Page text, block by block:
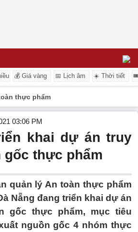
💰 Giá vàng 📅 Lịch âm ☀️ Thời tiết
thực phẩm
03:06 PM
khai dự án truy
gốc thực phẩm
quản lý An toàn thực phẩm
Nẵng đang triển khai dự án
gốc thực phẩm, mục tiêu
nguồn gốc 4 nhóm thực